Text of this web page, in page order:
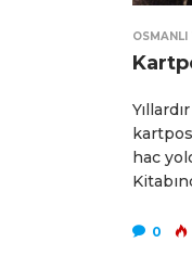
OSMANLI
hac
0